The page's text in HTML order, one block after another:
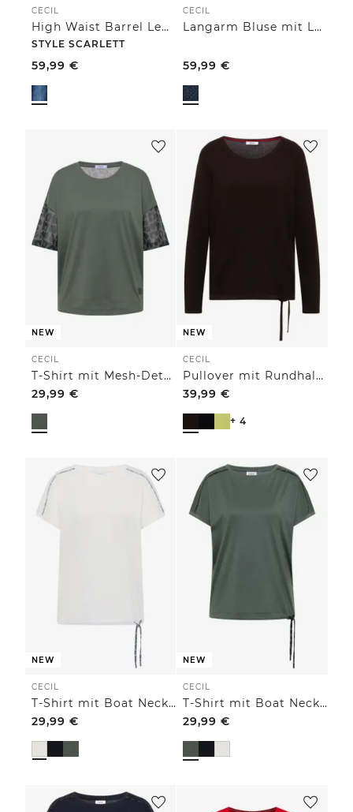
CECIL
High Waist Barrel Leg Jeans im Loose Fit
STYLE SCARLETT
59,99 €
CECIL
Langarm Bluse mit Laser-Print
59,99€
NEW
CECIL
T-Shirt mit Mesh-Details im Leo-Look
29,99 €
NEW
CECIL
Pullover mit Rundhals und Struktur
39,99€
+ 4
NEW
CECIL
T-Shirt mit Boat Neck und Leo-Piping
29,99 €
NEW
CECIL
T-Shirt mit Boat Neck und Leo-Piping
29,99€